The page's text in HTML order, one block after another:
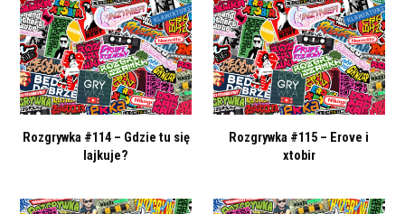
Rozgrywka #114 – Gdzie tu się
lajkuje?
Rozgrywka #115 – Erove i
xtobir